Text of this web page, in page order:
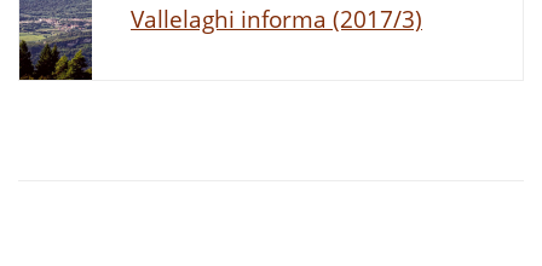
Vallelaghi informa (2017/3)